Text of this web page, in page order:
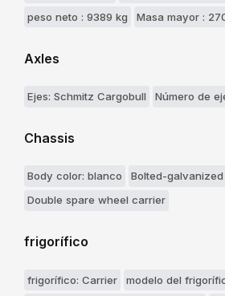
peso neto : 9389 kg
Masa mayor :
Axles
Ejes: Schmitz Cargobull Número de
Chassis
Body color: blanco
Bolted-
Double spare wheel carrier
frigorífico
frigorífico: Carrier
modelo del